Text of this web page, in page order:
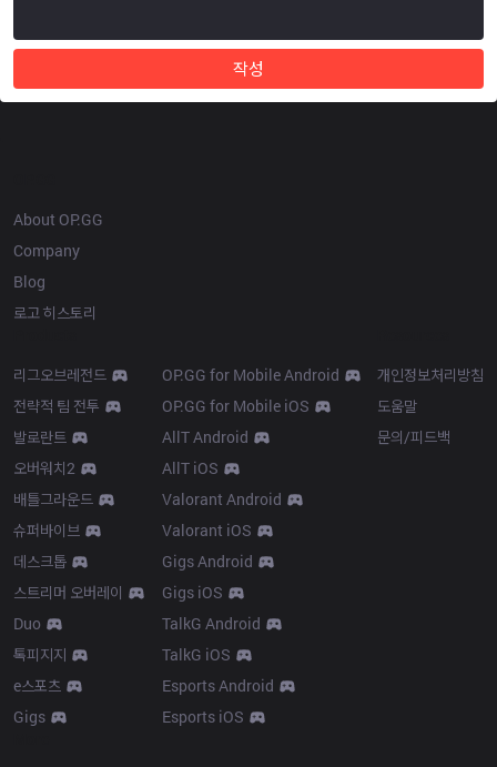
작성
About OP.GG
Company
Blog
로고 히스토리
리그오브레전드
전략적 팀 전투
발로란트
오버워치2
배틀그라운드
슈퍼바이브
데스크톱
스트리머 오버레이
Duo
톡피지지
e스포츠
Gigs
OP.GG for Mobile Android
OP.GG for Mobile iOS
AllT Android
AllT iOS
Valorant Android
Valorant iOS
Gigs Android
Gigs iOS
TalkG Android
TalkG iOS
Esports Android
Esports iOS
개인정보처리방침
도움말
문의/피드백